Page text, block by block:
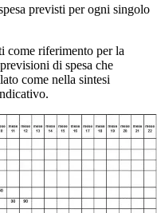
previsti per ogni singolo
come riferimento per la
di spesa che
come nella sintesi